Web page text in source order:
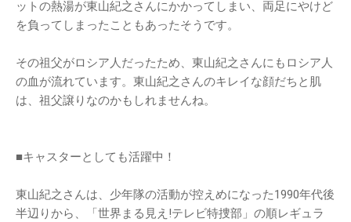
ットの熱湯が東山紀之さんにかかってしまい、両足にやけど
を負ってしまったこともあったそうです。
その祖父がロシア人だったため、東山紀之さんにもロシア人
の血が流れています。東山紀之さんのキレイな顔だちと肌
は、祖父譲りなのかもしれませんね。
■キャスターとしても活躍中！
東山紀之さんは、少年隊の活動が控えめになった1990年代後
半辺りから、「世界まる見え!テレビ特捜部」の順レギュラ